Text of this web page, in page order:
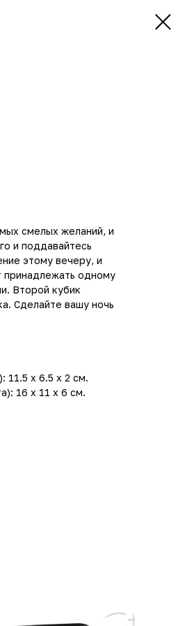
смелых желаний, и
и поддавайтесь
этому вечеру, и
принадлежать одному
Второй кубик
Сделайте вашу ночь
11.5 x 6.5 x 2 см.
16 x 11 x 6 см.